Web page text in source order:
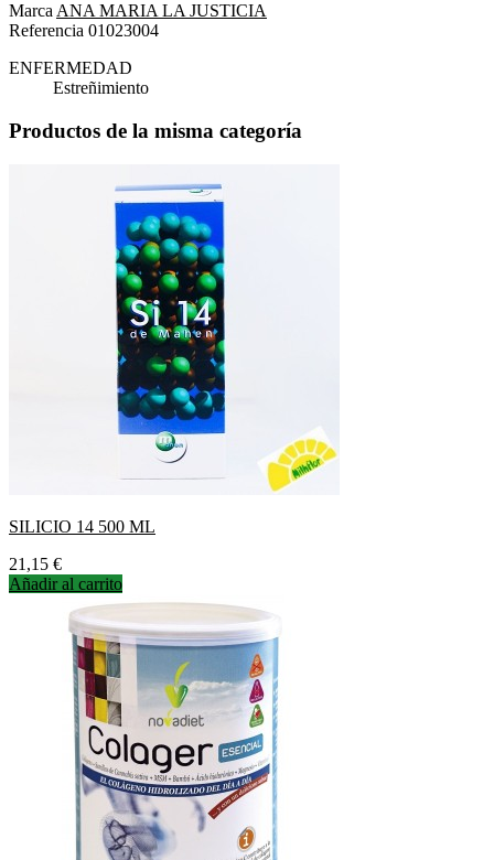
Marca ANA MARIA LA JUSTICIA
Referencia 01023004
ENFERMEDAD
Estreñimiento
Productos de la misma categoría
SILICIO 14 500 ML
Precio
21,15 €
Añadir al carrito